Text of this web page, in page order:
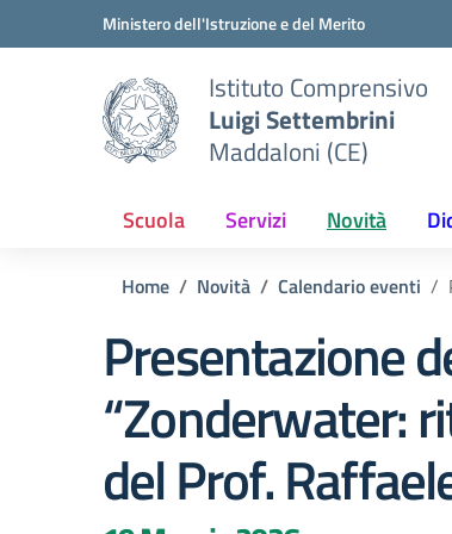
Vai ai contenuti
Vai al menu di navigazioneMinistero dell'Istruzione e del Merito
Istituto Comprensivo
Luigi Settembrini
Maddaloni (CE)
Scuola Servizi Novità
Home Novità Calendario eventi
Presentazione
“Zonderwater:
del Prof.